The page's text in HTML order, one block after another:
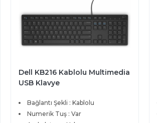
Dell KB216 Kablolu Multimedia
USB Klavye
Bağlantı Şekli : Kablolu
Numerik Tuş : Var